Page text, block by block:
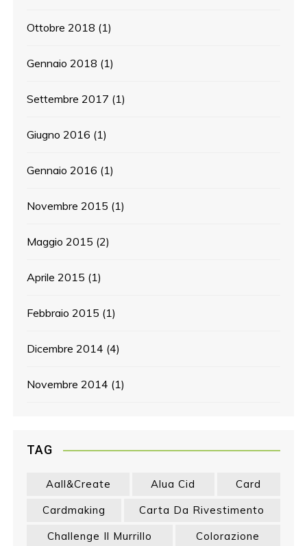
Ottobre 2018 (1)
Gennaio 2018 (1)
Settembre 2017 (1)
Giugno 2016 (1)
Gennaio 2016 (1)
Novembre 2015 (1)
Maggio 2015 (2)
Aprile 2015 (1)
Febbraio 2015 (1)
Dicembre 2014 (4)
Novembre 2014 (1)
TAG
Aall&create Alua Cid
Card
Cardmaking
Carta Da Rivestimento
Challenge Il Murrillo
Colorazione